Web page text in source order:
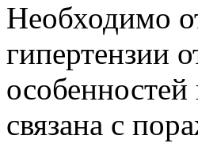
Необходимо
гипертензии
связана с